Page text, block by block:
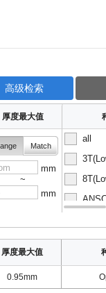
高级检索
厚度最大值
Match
mm
~
mm
all
厚度最大值
0.95mm